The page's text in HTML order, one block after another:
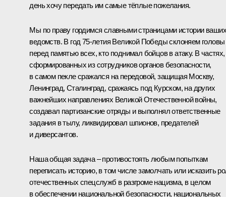
день хочу передать им самые тёплые пожелания.
Мы по праву гордимся славными страницами истории ваших
ведомств. В год 75-летия Великой Победы склоняем головы
перед памятью всех, кто поднимал бойцов в атаку. В частях,
сформированных из сотрудников органов безопасности,
в самом пекле сражался на передовой, защищая Москву,
Ленинград, Сталинград, сражаясь под Курском, на других
важнейших направлениях Великой Отечественной войны,
создавал партизанские отряды и выполнял ответственные
задания в тылу, ликвидировал шпионов, предателей
и диверсантов.
Наша общая задача – противостоять любым попыткам
переписать историю, в том числе замолчать или исказить
отечественных спецслужб в разгроме нацизма, в целом
в обеспечении национальной безопасности, национальных